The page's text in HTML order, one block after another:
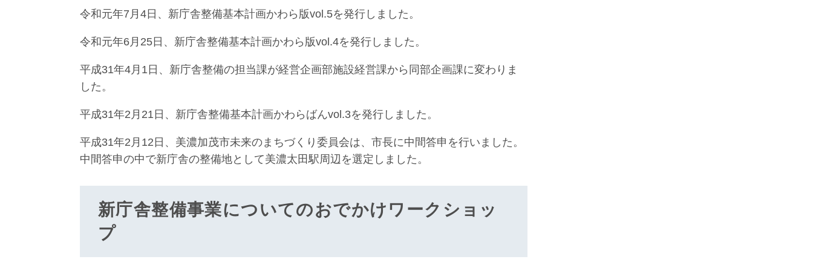
令和元年7月4日、新庁舎整備基本計画かわら版vol.5を発行しました。
令和元年6月25日、新庁舎整備基本計画かわら版vol.4を発行しました。
平成31年4月1日、新庁舎整備の担当課が経営企画部施設経営課から同部企画課に変わりま
した。
平成31年2月21日、新庁舎整備基本計画かわらばんvol.3を発行しました。
平成31年2月12日、美濃加茂市未来のまちづくり委員会は、市長に中間答申を行いました。
中間答申の中で新庁舎の整備地として美濃太田駅周辺を選定しました。
新庁舎整備事業についてのおでかけワークショッ
プ